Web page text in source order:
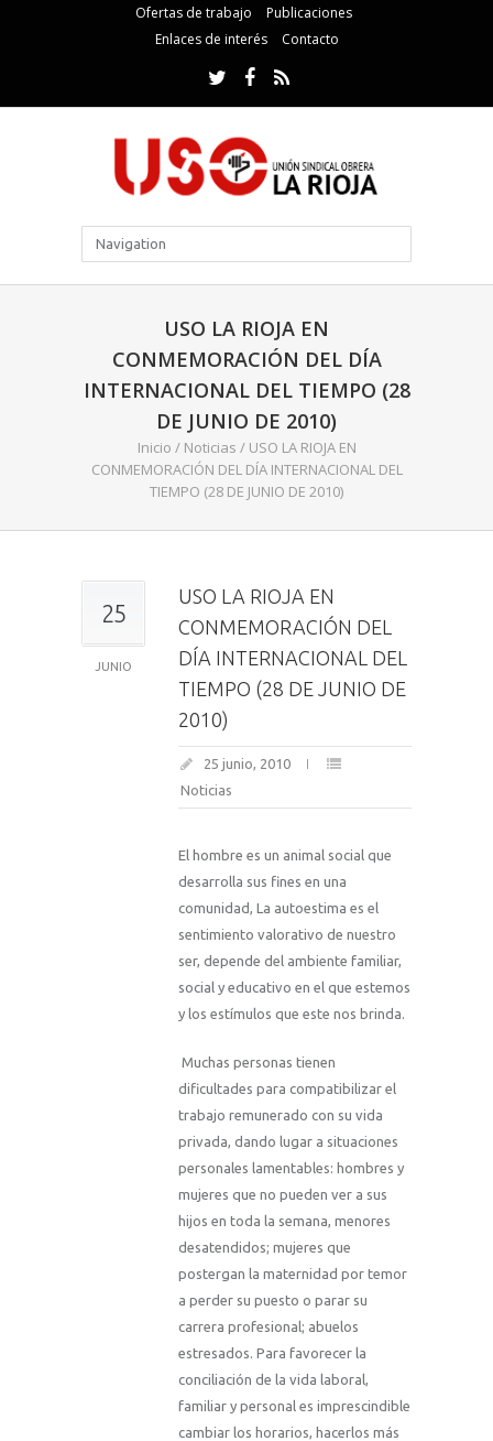
Ofertas de trabajo
Publicaciones
Enlaces de interés
Contacto
USO LA RIOJA EN
CONMEMORACIÓN DEL DÍA
INTERNACIONAL DEL TIEMPO (28
DE JUNIO DE 2010)
Inicio / Noticias / USO LA RIOJA EN
CONMEMORACIÓN DEL DÍA INTERNACIONAL DEL
TIEMPO (28 DE JUNIO DE 2010)
25
JUNIO
USO LA RIOJA EN
CONMEMORACIÓN DEL
DÍA INTERNACIONAL DEL
TIEMPO (28 DE JUNIO DE
2010)
25 junio, 2010
Noticias
El hombre es un animal social que
desarrolla sus fines en una
comunidad, La autoestima es el
sentimiento valorativo de nuestro
ser, depende del ambiente familiar,
social y educativo en el que estemos
y los estímulos que este nos brinda.
Muchas personas tienen
dificultades para compatibilizar el
trabajo remunerado con su vida
privada, dando lugar a situaciones
personales lamentables: hombres y
mujeres que no pueden ver a sus
hijos en toda la semana, menores
desatendidos; mujeres que
postergan la maternidad por temor
a perder su puesto o parar su
carrera profesional; abuelos
estresados. Para favorecer la
conciliación de la vida laboral,
familiar y personal es imprescindible
cambiar los horarios, hacerlos más